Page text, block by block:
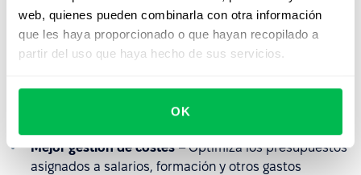
web, quienes pueden combinarla con otra información
que les haya proporcionado o que hayan recopilado a
partir del uso que haya hecho de sus servicios.
OK
riesgo de brechas laborales en operaciones
comerciales esenciales mediante la garantía de un
suministro constante de trabajadores calificados;
en línea con los objetivos estratégicos;
Mejor gestión de costes– Optimiza los presupuestos
asignados a salarios, formación y otros gastos